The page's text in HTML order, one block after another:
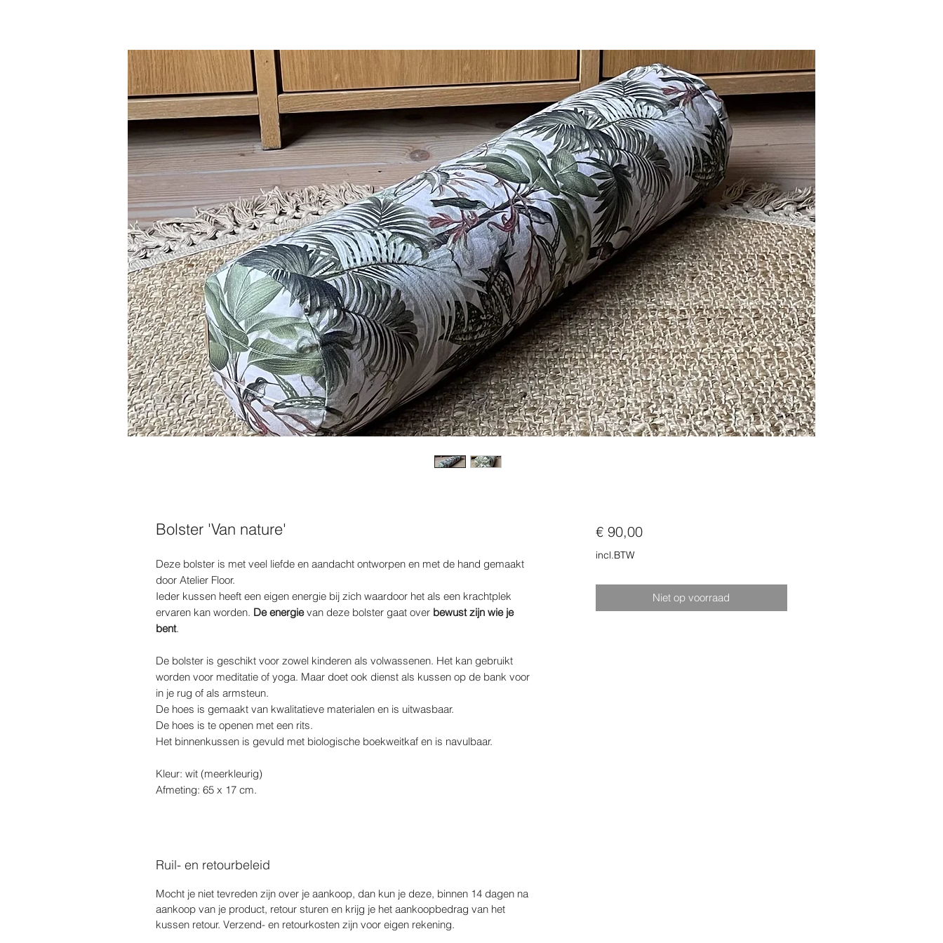
Bolster 'Van nature'
Deze bolster is met veel liefde en aandacht ontworpen en met de hand gemaakt
door Atelier Floor.
Ieder kussen heeft een eigen energie bij zich waardoor het als een krachtplek
ervaren kan worden. De energievan deze bolster gaat over bewust zijn wie je
bent.
De bolster is geschikt voor zowel kinderen als volwassenen. Het kan gebruikt
worden voor meditatie of yoga. Maar doet ook dienst als kussen op de bank voor
in je rug of als armsteun.
De hoes is gemaakt van kwalitatieve materialen en is uitwasbaar.
De hoes is te openen met een rits.
Het binnenkussen is gevuld met biologische boekweitkaf en is navulbaar.
Kleur: wit (meerkleurig)
Afmeting: 65 x 17 cm.
Ruil- en retourbeleid
Mocht je niet tevreden zijn over je aankoop, dan kun je deze, binnen 14 dagen na
aankoop van je product, retour sturen en krijg je het aankoopbedrag van het
kussen retour. Verzend- en retourkosten zijn voor eigen rekening.
€ 90,00Prijs
incl.BTW
Niet op voorraad